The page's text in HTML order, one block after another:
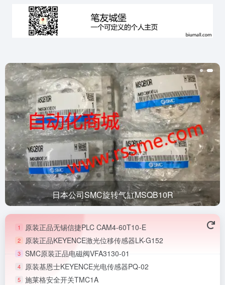
日本公司SMC旋转气缸MSQB10R
1 原装正品无锡信捷PLC CAM4-60T10-E
2 原装正品KEYENCE激光位移传感器LK-G152
3 SMC原装正品电磁阀VFA3130-01
4 原装基恩士KEYENCE光电传感器PQ-02
5 施莱格安全开关TMC1A